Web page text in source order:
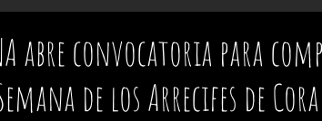
abre convocatoria para
de los Arrecifes de